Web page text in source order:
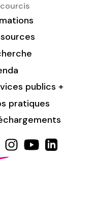
publics +
pratiques